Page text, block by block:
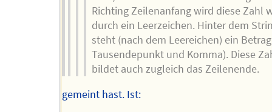
Richting Zeilenanfang wird diese Zahl
durch ein Leerzeichen. Hinter dem
steht (nach dem Leereichen) ein
Tausendepunkt und Komma). Diese
bildet auch zugleich das Zeilenende.
gemeint hast. Ist: